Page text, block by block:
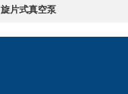
旋片式真空泵